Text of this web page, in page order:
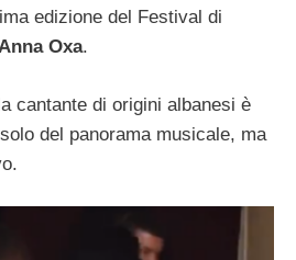
edizione del Festival di
Oxa.
cantante di origini albanesi è
del panorama musicale, ma